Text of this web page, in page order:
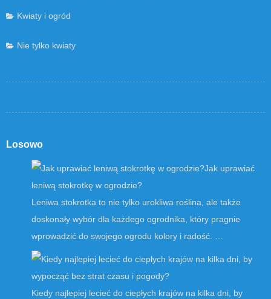
Kwiaty i ogród
Nie tylko kwiaty
Losowo
Jak uprawiać
leniwą stokrotkę w ogrodzie?
Leniwa stokrotka to nie tylko urokliwa roślina, ale także
doskonały wybór dla każdego ogrodnika, który pragnie
wprowadzić do swojego ogrodu kolory i radość. …
Kiedy najlepiej lecieć do ciepłych krajów na kilka dni, by